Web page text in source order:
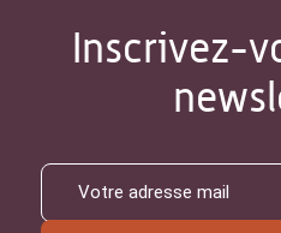
Inscrivez-